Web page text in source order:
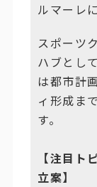
ルマーレ
スポーツ
ハブとし
は都市計
ィ形成ま
す。
【注目ト
立案】